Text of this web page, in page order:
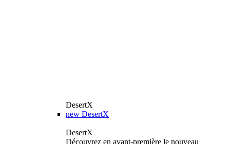
DesertX
new DesertX
DesertX
Découvrez en avant-première le nouveau